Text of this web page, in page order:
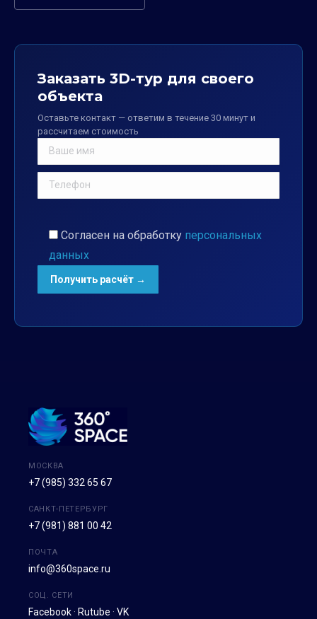
Заказать 3D-тур для своего
объекта
Оставьте контакт — ответим в течение 30 минут и
рассчитаем стоимость
Согласен на обработку персональных
данных
МОСКВА
+7 (985) 332 65 67
САНКТ-ПЕТЕРБУРГ
+7 (981) 881 00 42
ПОЧТА
info@360space.ru
СОЦ. СЕТИ
Facebook · Rutube · VK